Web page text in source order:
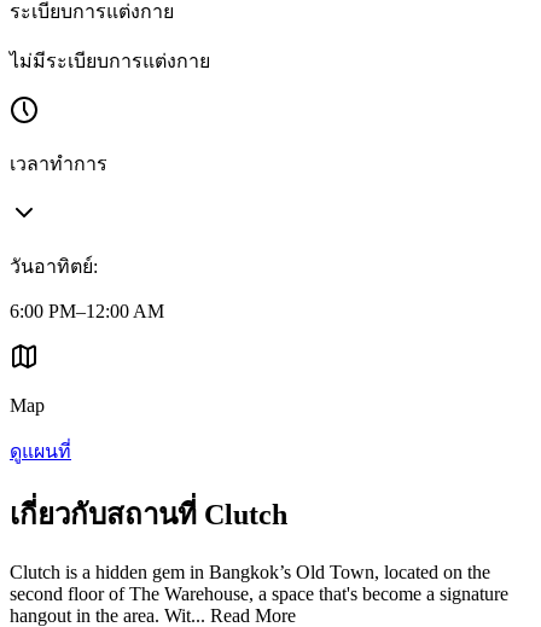
ระเบียบการแต่งกาย
ไม่มีระเบียบการแต่งกาย
เวลาทำการ
วันอาทิตย์:
6:00 PM–12:00 AM
Map
ดูแผนที่
เกี่ยวกับสถานที่ Clutch
Clutch is a hidden gem in Bangkok’s Old Town, located on the
second floor of The Warehouse, a space that's become a signature
hangout in the area. Wit... Read More